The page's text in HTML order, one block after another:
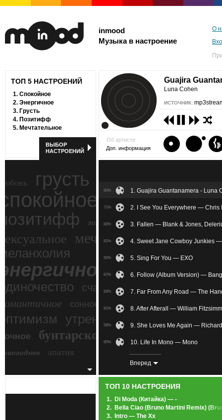
inmood
Музыка в настроение
О
ТОП 5 НАСТРОЕНИЙ
1. Спокойное
2. Энергичное
3. Грусть
4. Позитифф
5. Мечтательное
ВЫБОР
НАСТРОЕНИЙ
грусть
ностальгия
зимний экстрим
мечтательное
счастье
сонное
утреннее злость
бунтарское
беспокойное
апатия
Guajira
Luna Cohen
ИСТОЧНИК:
Об артисте
Доп. информация
60% 1. Guajira Guantanamera -
71% 2. I See You Everywhere — Chris
83% 3. Fallen — Blank & Jones,
81% 4. Sweet Jane Cowboy Junkies
50% 5. Sing For You — EXO
67% 6. Follow (Album Version) —
83% 7. Far From Any Road — The
81% 8. After Afterall — William
58% 9. She Loves Me Again —
60% 10. Life In Mono — Mono
11. What Is Love (feat. Cami) —
81% 12. I Remember When You
78% 14. I Know You (OST 50
Вперед
ТОП 10 НАСТРОЕНИЯ
1. Di Moda (Китайка) — -
2. Bella Ciao (Bruno Martini Remix)
3.
Intro — The Xx